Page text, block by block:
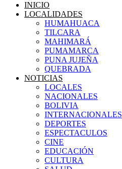
INICIO
LOCALIDADES
HUMAHUACA
TILCARA
MAHIMARÁ
PUMAMARCA
PUNA JUJEÑA
QUEBRADA
NOTICIAS
LOCALES
NACIONALES
BOLIVIA
INTERNACIONALES
DEPORTES
ESPECTACULOS
CINE
EDUCACIÓN
CULTURA